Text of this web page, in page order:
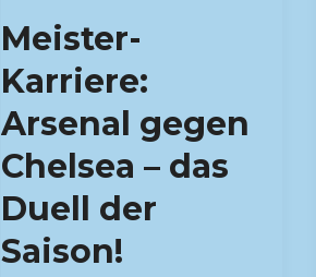
Meister-
Karriere:
Arsenal gegen
Chelsea – das
Duell der
Saison!
Arsenal
Chelsea
–
das
Duell
der
Saison!